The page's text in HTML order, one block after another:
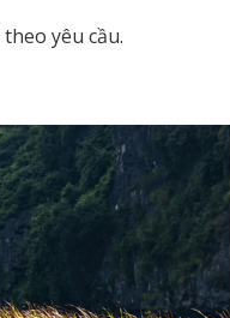
yêu cầu.